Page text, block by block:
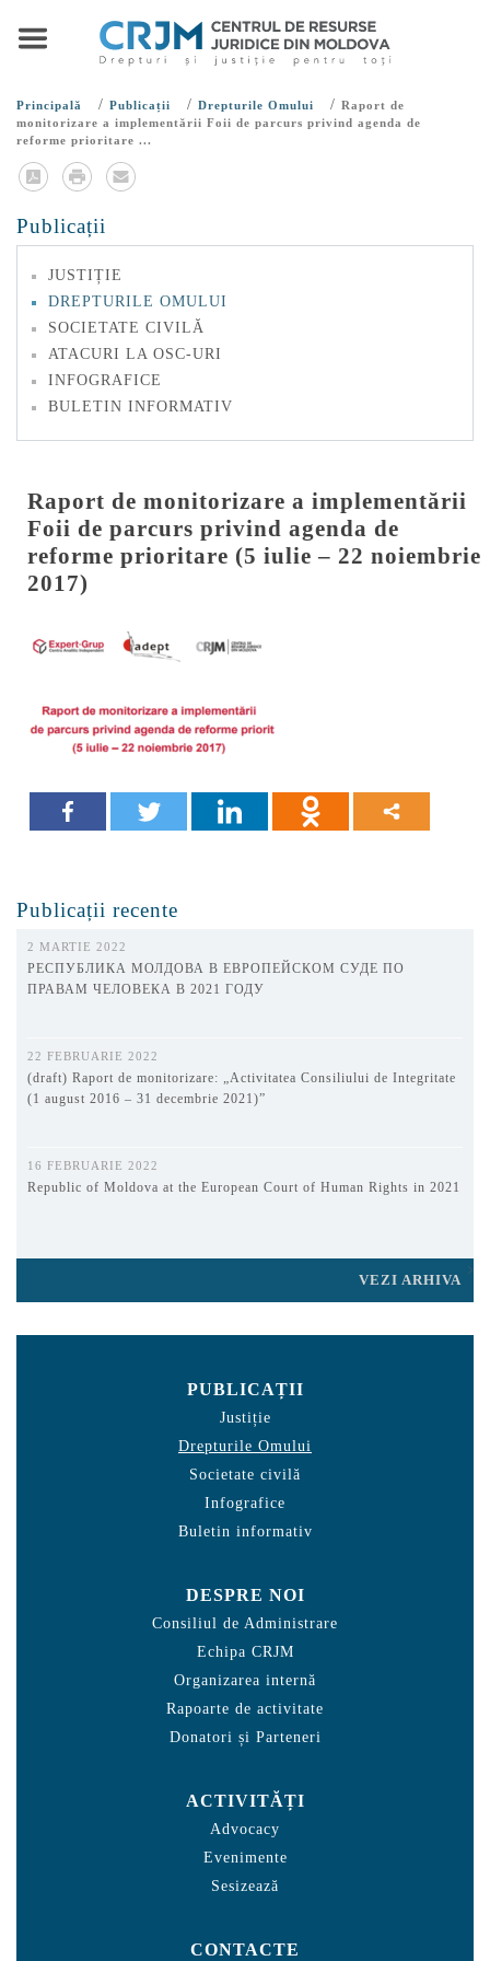
Principală / Publicații / Drepturile Omului / Raport de
monitorizare a implementării Foii de parcurs privind agenda de
reforme prioritare ...
Publicații
JUSTIȚIE
DREPTURILE OMULUI
SOCIETATE CIVILĂ
ATACURI LA OSC-URI
INFOGRAFICE
BULETIN INFORMATIV
Raport de monitorizare a implementării
Foii de parcurs privind agenda de
reforme prioritare (5 iulie – 22 noiembrie
2017)
Publicații recente
2 MARTIE 2022
РЕСПУБЛИКА МОЛДОВА В ЕВРОПЕЙСКОМ СУДЕ ПО
ПРАВАМ ЧЕЛОВЕКА В 2021 ГОДУ
22 FEBRUARIE 2022
(draft) Raport de monitorizare: „Activitatea Consiliului de Integritate
(1 august 2016 – 31 decembrie 2021)”
16 FEBRUARIE 2022
Republic of Moldova at the European Court of Human Rights in 2021
VEZI ARHIVA
PUBLICAȚII
Justiție
Drepturile Omului
Societate civilă
Infografice
Buletin informativ
DESPRE NOI
Consiliul de Administrare
Echipa CRJM
Organizarea internă
Rapoarte de activitate
Donatori și Parteneri
ACTIVITĂȚI
Advocacy
Evenimente
Sesizează
CONTACTE